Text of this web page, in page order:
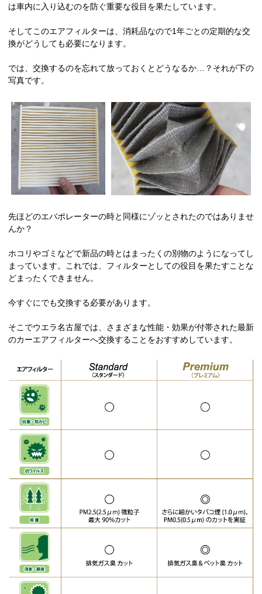
は車内に入り込むのを防ぐ重要な役目を果たしています。
そしてこのエアフィルターは、消耗品なので1年ごとの定期的な交
換がどうしても必要になります。
では、交換するのを忘れて放っておくとどうなるか…？それが下の
写真です。
先ほどのエバポレーターの時と同様にゾッとされたのではありませ
んか？
ホコリやゴミなどで新品の時とはまったくの別物のようになってし
まっています。これでは、フィルターとしての役目を果たすことな
どまったくできません。
今すぐにでも交換する必要があります。
そこでウエラ名古屋では、さまざまな性能・効果が付帯された最新
のカーエアフィルターへ交換することをおすすめしています。